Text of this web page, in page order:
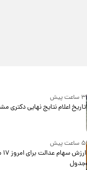
۳ ساعت پیش
تاریخ اعلام نتایج نهایی
۵ ساعت پیش
جدول